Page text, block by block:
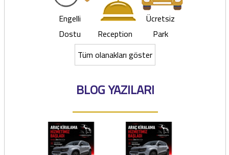
Engelli
Dostu
Reception
Ücretsiz
Park
Tüm olanakları göster
BLOG YAZILARI